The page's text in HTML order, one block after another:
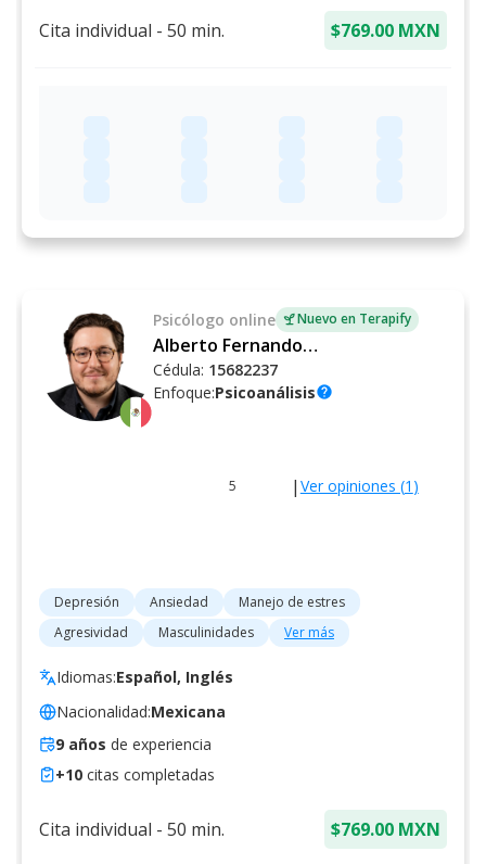
Cita individual - 50 min. $769.00 MXN
Psicólogo online Nuevo en Terapify
Alberto Fernando Schietekat Soler
Cédula: 15682237
Enfoque:Psicoanálisishelp
5 | Ver opiniones (1 )
Depresión Ansiedad
Manejo de estres
Agresividad
Masculinidades Ver más
Idiomas:Español, Inglés
Nacionalidad:Mexicana
9 años de experiencia
+10 citas completadas
Cita individual - 50 min. $769.00 MXN